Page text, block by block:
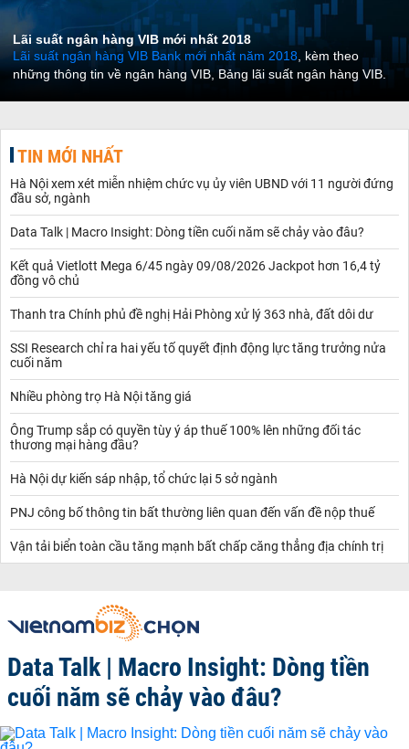
Lãi suất ngân hàng VIB mới nhất 2018
Lãi suất ngân hàng VIB Bank mới nhất năm 2018 , kèm theo
những thông tin về ngân hàng VIB, Bảng lãi suất ngân hàng VIB.
TIN MỚI NHẤT
Hà Nội xem xét miễn nhiệm chức vụ ủy viên UBND với 11 người đứng
đầu sở, ngành
Data Talk | Macro Insight: Dòng tiền cuối năm sẽ chảy vào đâu?
Kết quả Vietlott Mega 6/45 ngày 09/08/2026 Jackpot hơn 16,4 tỷ
đồng vô chủ
Thanh tra Chính phủ đề nghị Hải Phòng xử lý 363 nhà, đất dôi dư
SSI Research chỉ ra hai yếu tố quyết định động lực tăng trưởng nửa
cuối năm
Nhiều phòng trọ Hà Nội tăng giá
Ông Trump sắp có quyền tùy ý áp thuế 100% lên những đối tác
thương mại hàng đầu?
Hà Nội dự kiến sáp nhập, tổ chức lại 5 sở ngành
PNJ công bố thông tin bất thường liên quan đến vấn đề nộp thuế
Vận tải biển toàn cầu tăng mạnh bất chấp căng thẳng địa chính trị
Data Talk | Macro Insight: Dòng tiền
cuối năm sẽ chảy vào đâu?